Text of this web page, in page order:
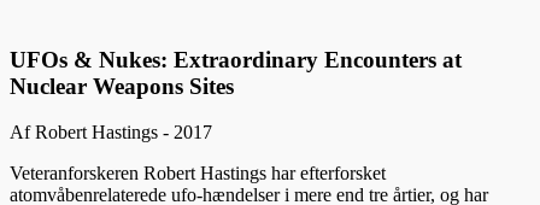
UFOs & Nukes: Extraordinary Encounters at
Nuclear Weapons Sites
Af Robert Hastings - 2017
Veteranforskeren Robert Hastings har efterforsket
atomvåbenrelaterede ufo-hændelser i mere end tre årtier, og har